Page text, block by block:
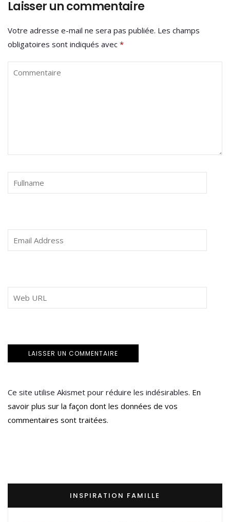
Laisser un commentaire
Votre adresse e-mail ne sera pas publiée. Les champs
obligatoires sont indiqués avec *
Ce site utilise Akismet pour réduire les indésirables. En
savoir plus sur la façon dont les données de vos
commentaires sont traitées.
INSPIRATION FAMILLE